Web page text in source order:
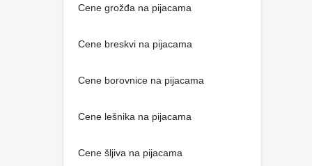
Cene grožđa na pijacama
Cene breskvi na pijacama
Cene borovnice na pijacama
Cene lešnika na pijacama
Cene šljiva na pijacama